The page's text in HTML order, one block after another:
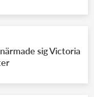
sig Victoria